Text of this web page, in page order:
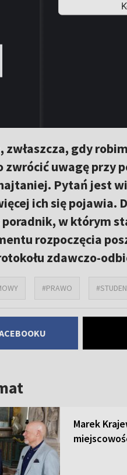
gdy
zwrócić uwagę przy
Pytań jest
ich się pojawia.
w którym
rozpoczęcia
zdawczo-
#PRAWO
Marek